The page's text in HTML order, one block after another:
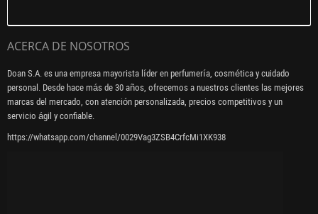
ACERCA DE NOSOTROS
Doan S.A. es una empresa mayorista líder en perfumería, cosmética y cuidado
personal. Desde hace más de 30 años, ofrecemos a nuestros clientes las mejores
marcas del mercado, con atención personalizada, precios competitivos y un
servicio ágil y confiable.
https://whatsapp.com/channel/0029Vag3ZSB4CrfcMi1XK938